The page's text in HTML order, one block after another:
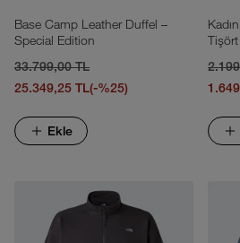
Base Camp Leather Duffel –
Special Edition
33.799,00 TL
25.349,25 TL(-%25)
Ekle
Tişört